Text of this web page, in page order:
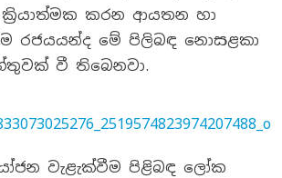
කරන ආයතන හා
රජයයන්ද මේ පිලිබඳ නොසළකා
වී තිබෙනවා.
වැළැක්වීම පිළිබඳ ලෝක